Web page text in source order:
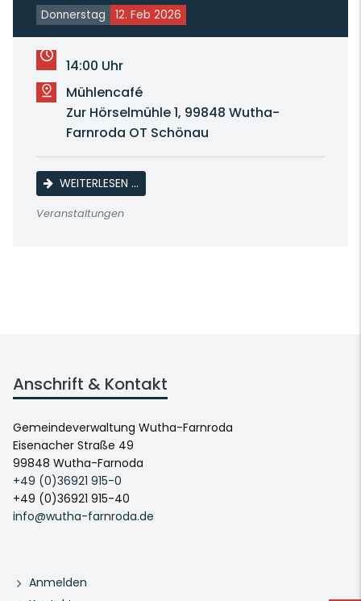
Donnerstag 12. Feb 2026
14:00 Uhr
Mühlencafé
Zur Hörselmühle 1, 99848 Wutha-
Farnroda OT Schönau
WEITERLESEN …KAFFEENACHMITTAG
Veranstaltungen
Anschrift & Kontakt
Gemeindeverwaltung Wutha-Farnroda
Eisenacher Straße 49
99848 Wutha-Farnoda
+49 (0)36921 915-0
+49 (0)36921 915-40
info@wutha-farnroda.de
Anmelden